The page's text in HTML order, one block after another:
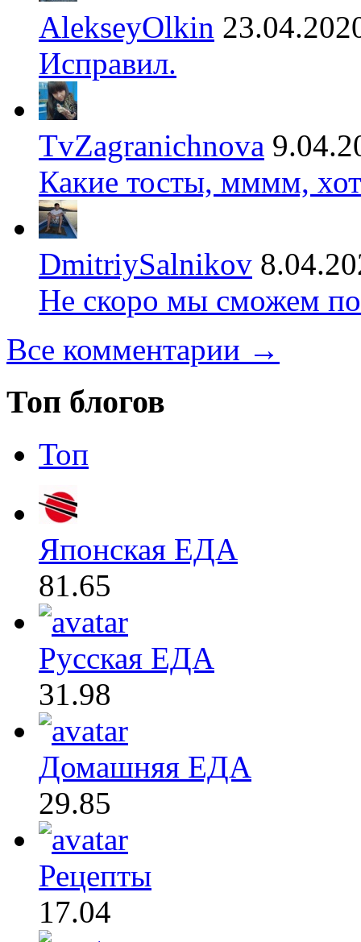
AlekseyOlkin
Исправил.
TvZagranichnova
Какие тосты, мммм,
DmitriySalnikov
Не скоро мы сможем
Все комментарии →
Топ блогов
Топ
Японская ЕДА
81.65
Русская ЕДА
31.98
Домашняя ЕДА
29.85
Рецепты
17.04